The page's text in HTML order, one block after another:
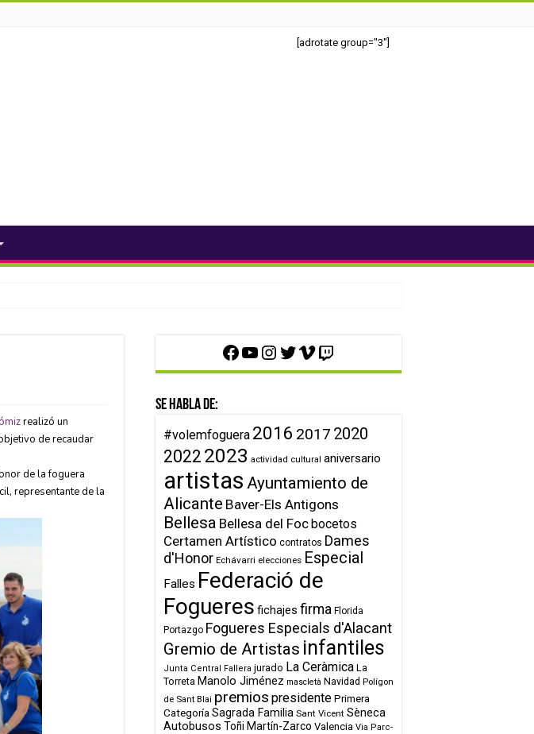
[adrotate group="3"]
realizó un
de recaudar
de la foguera
representante de la
Facebook
YouTube
Instagram
Twitter
VimeoTwitch
Se habla de:
#volemfoguera 2016 2017 2020
2022 2023 actividad cultural aniversario
artistas Ayuntamiento de
Alicante Baver-Els Antigons
Bellesa Bellesa del Focbocetos
Certamen Artístico contratos Dames
d'Honor Echávarri elecciones Especial
Falles Federació de
Fogueres fichajes firma Florida
Portazgo Fogueres Especials d'Alacant
Gremio de Artistas infantiles
Junta Central Fallera jurado La Ceràmica La
Torreta Manolo Jiménez mascletà Navidad Polígon
de Sant Blai premios presidentePrimera
Categoría Sagrada Familia Sant Vicent Sèneca
Autobusos Toñi Martín-Zarco Valencia Via Parc-